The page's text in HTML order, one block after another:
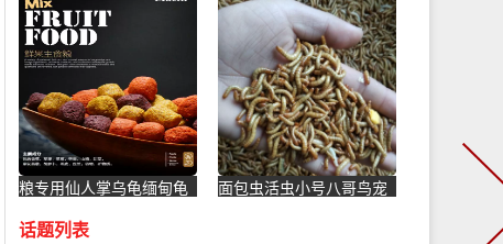
刀龟高-乌龟饲料(凯希慕
旗舰店仅售54元)
乌龟饲料(弘盛宠物用品专
营店仅售8.5元)
粮专用仙人掌乌龟缅甸龟
赫曼花-乌龟饲料(朱掌柜
面包虫活虫小号八哥鸟宠
话题列表